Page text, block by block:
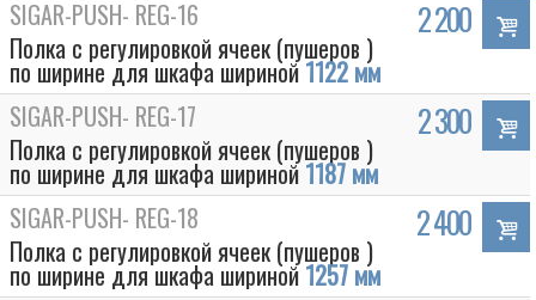
SIGAR-PUSH- REG-16
Полка с регулировкой ячеек (пушеров )
по ширине для шкафа шириной1122 мм
2 200
SIGAR-PUSH- REG-17
Полка с регулировкой ячеек (пушеров )
по ширине для шкафа шириной1187 мм
2 300
SIGAR-PUSH- REG-18
Полка с регулировкой ячеек (пушеров )
по ширине для шкафа шириной1257 мм
2 400